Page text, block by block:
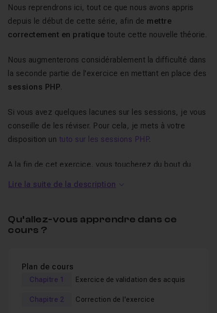
Nous reprendrons ici, tout ce que nous avons appris
depuis le début de cette série, afin de mettre
correctement en pratique toute cette nouvelle théorie.
Nous augmenterons considérablement la difficulté dans
la seconde partie de l'exercice en mettant en place des
sessions PHP.
Si vous avez quelques lacunes sur les sessions, je vous
conseille de les réviser. Pour cela, je mets à votre
disposition un tuto sur les sessions PHP.
A la fin de cet exercice, vous toucherez du bout du
professionnel ! Si vous avez des questions sur ce
dans le salon d'entraide.
#1/6 Le modèle MVC en Php procédural,
Découverte
#2/6 Le modèle MVC en PHP procédural, Evolution
Lire la suite de la description
Qu’allez-vous apprendre dans ce
cours ?
Plan de cours
Chapitre 1 Exercice de validation des acquis
Chapitre 2 Correction de l'exercice